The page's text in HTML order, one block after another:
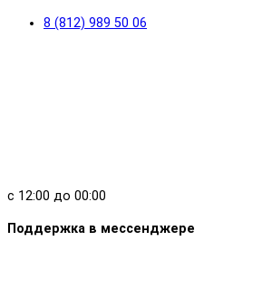
8 (812) 989 50 06
с 12:00 до 00:00
Поддержка в мессенджере